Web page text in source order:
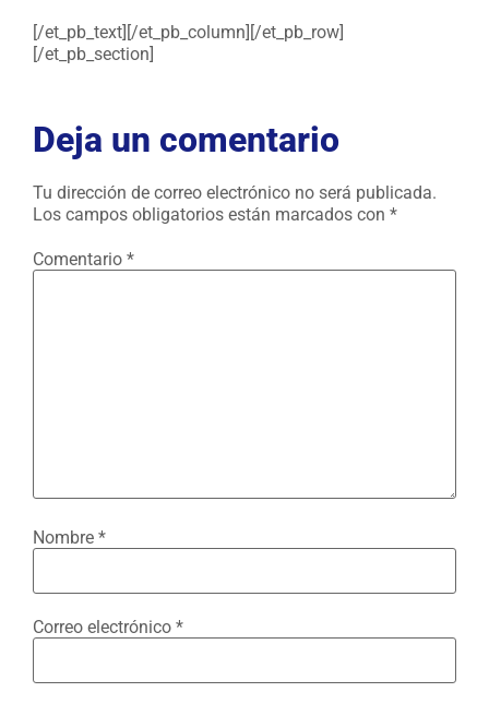
[/et_pb_text][/et_pb_column][/et_pb_row]
[/et_pb_section]
Deja un comentario
Tu dirección de correo electrónico no será publicada.
Los campos obligatorios están marcados con *
Comentario *
Nombre *
Correo electrónico *